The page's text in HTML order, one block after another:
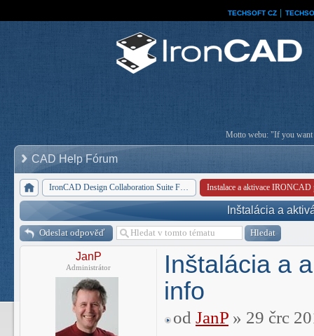
TECHSOFT CZ
Motto webu: "If you want
CAD Help Fórum
IronCAD Design Collaboration Suite Forum Instalace a aktivace IRONCAD
Inštalácia a
Odeslat odpověď
JanP
Administrátor
Inštalácia a
info
od JanP » 29 črc